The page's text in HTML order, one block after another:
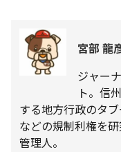
宮部 龍
ジャー
ト。信州大学
する地方行政のタ
などの規制利権を
管理人。